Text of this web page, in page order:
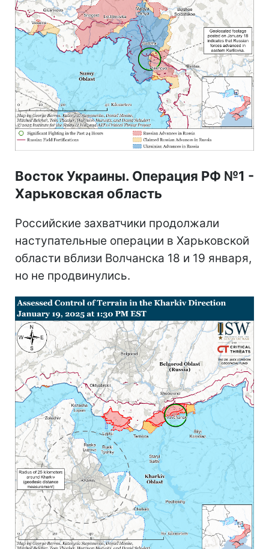
Восток Украины. Операция РФ №1 -
Харьковская область
Российские захватчики продолжали
наступательные операции в Харьковской
области вблизи Волчанска 18 и 19 января,
но не продвинулись.